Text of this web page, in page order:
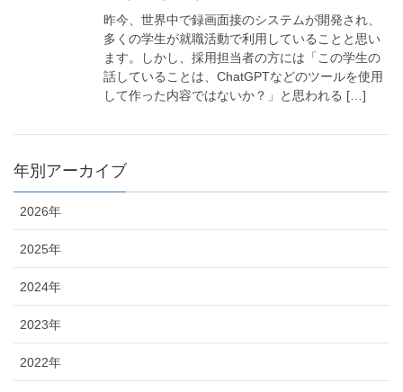
昨今、世界中で録画面接のシステムが開発され、
多くの学生が就職活動で利用していることと思い
ます。しかし、採用担当者の方には「この学生の
話していることは、ChatGPTなどのツールを使用
して作った内容ではないか？」と思われる […]
年別アーカイブ
2026年
2025年
2024年
2023年
2022年